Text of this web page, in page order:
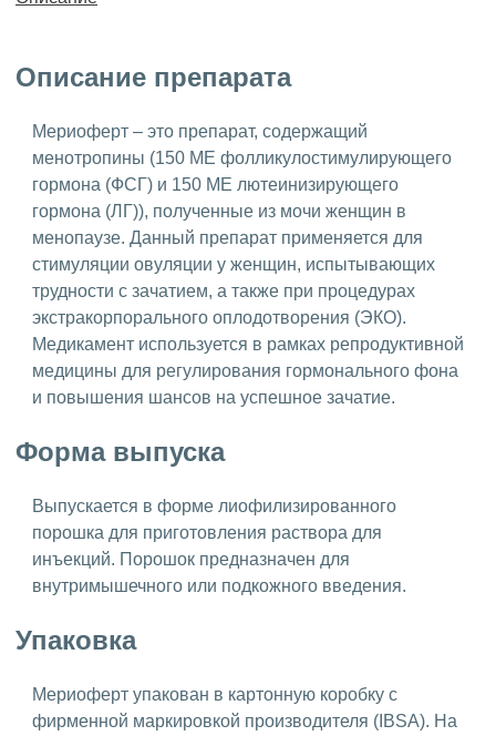
Описание препарата
Мериоферт – это препарат, содержащий
менотропины (150 МЕ фолликулостимулирующего
гормона (ФСГ) и 150 МЕ лютеинизирующего
гормона (ЛГ)), полученные из мочи женщин в
менопаузе. Данный препарат применяется для
стимуляции овуляции у женщин, испытывающих
трудности с зачатием, а также при процедурах
экстракорпорального оплодотворения (ЭКО).
Медикамент используется в рамках репродуктивной
медицины для регулирования гормонального фона
и повышения шансов на успешное зачатие.
Форма выпуска
Выпускается в форме лиофилизированного
порошка для приготовления раствора для
инъекций. Порошок предназначен для
внутримышечного или подкожного введения.
Упаковка
Мериоферт упакован в картонную коробку с
фирменной маркировкой производителя (IBSA). На